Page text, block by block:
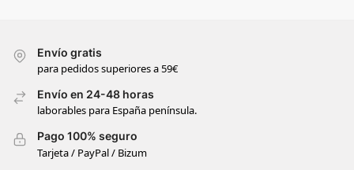
Envío gratis
para pedidos superiores a 59€
Envío en 24-48 horas
laborables para España península.
Pago 100% seguro
Tarjeta / PayPal / Bizum